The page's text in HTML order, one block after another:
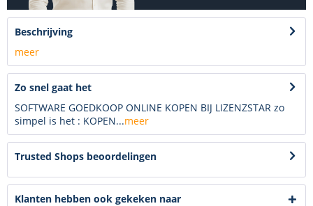
Beschrijving
meer
Zo snel gaat het
SOFTWARE GOEDKOOP ONLINE KOPEN BIJ LIZENZSTAR zo
simpel is het : KOPEN...meer
Trusted Shops beoordelingen
Klanten hebben ook gekeken naar